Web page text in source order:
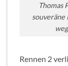
Thomas
souveräne
Rennen 2